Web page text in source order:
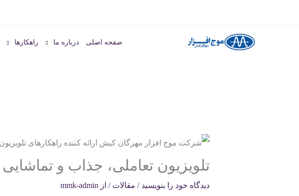
صفحه اصلی درباره ما راهکارها
تلویزیون تعاملی، جذاب و تماشایی
دیدگاه‌ خود را بنویسید / مقالات / از mmk-admin